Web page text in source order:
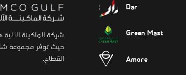
Dar
Green Mast
Amore
شركة الماكينة
حيث توفر مجموعة
القطاع.